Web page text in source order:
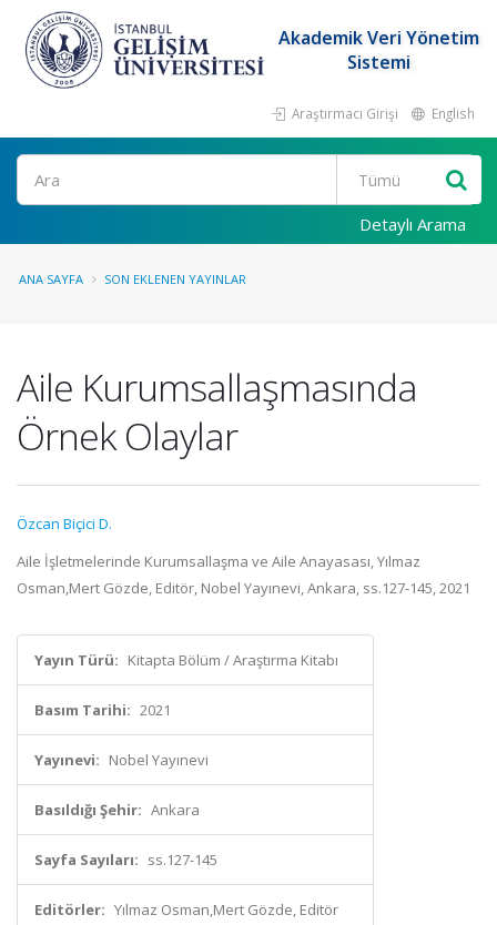
Akademik Veri Yönetim
Sistemi
Araştırmacı Girişi English
Ara
Detaylı Arama
ANA SAYFA SON EKLENEN YAYINLAR
Aile Kurumsallaşmasında
Örnek Olaylar
Özcan Biçici D.
Aile İşletmelerinde Kurumsallaşma ve Aile Anayasası, Yılmaz
Osman,Mert Gözde, Editör, Nobel Yayınevi, Ankara, ss.127-145, 2021
Yayın Türü: Kitapta Bölüm / Araştırma Kitabı
Basım Tarihi: 2021
Yayınevi: Nobel Yayınevi
Basıldığı Şehir: Ankara
Sayfa Sayıları: ss.127-145
Editörler: Yılmaz Osman,Mert Gözde, Editör